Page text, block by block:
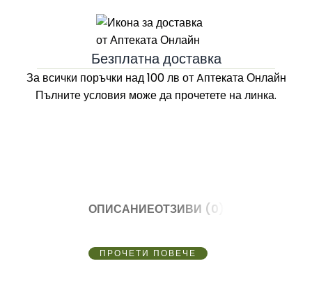
Безплатна доставка
За всички поръчки над 100 лв от Aптеката Онлайн
Пълните условия може да прочетете на линка.
ОПИСАНИЕОТЗИВИ (0)
ПРОЧЕТИ ПОВЕЧЕ